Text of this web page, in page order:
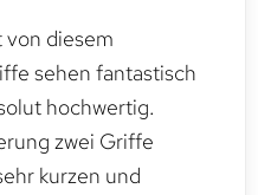
diesem
sehen fantastisch
hochwertig.
zwei Griffe
kurzen und